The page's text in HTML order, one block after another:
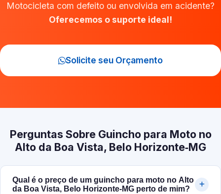
Motocicleta com defeito ou envolvida em acidente?
Oferecemos o suporte ideal!
Solicite seu Orçamento
Perguntas Sobre Guincho para Moto no
Alto da Boa Vista, Belo Horizonte‑MG
Qual é o preço de um guincho para moto no Alto
da Boa Vista, Belo Horizonte‑MG perto de mim?